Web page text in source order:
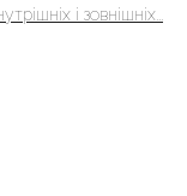
і зовнішніх...